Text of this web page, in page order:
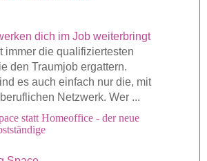
immer die qualifiziertesten
den Traumjob ergattern.
es auch einfach nur die, mit
Netzwerk. Wer ...
statt Homeoffice - der neue